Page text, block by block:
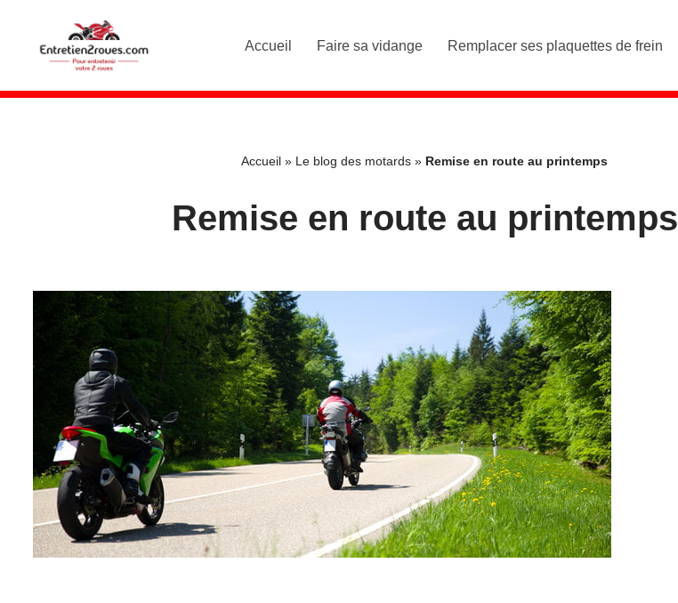
Aller
contenu
Accueil Faire sa vidange Remplacer ses plaquettes de frein
Accueil » Le blog des motards » Remise en route au printemps
Remise en route au printemps